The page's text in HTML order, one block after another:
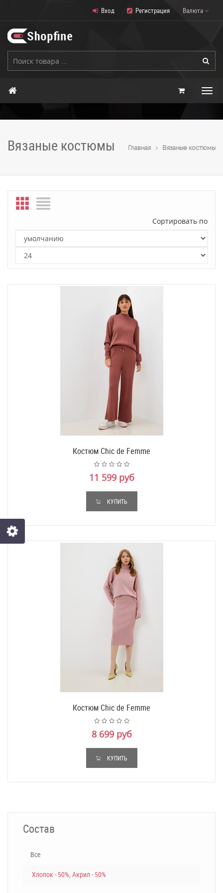
Валюта
Вход Регистрация
Вязаные костюмы Главная Вязаные костюмы
Сортировать по
Костюм Chic de Femme
11 599 руб
КУПИТЬ
Костюм Chic de Femme
8 699 руб
КУПИТЬ
Состав
Все
Хлопок - 50%, Акрил - 50%